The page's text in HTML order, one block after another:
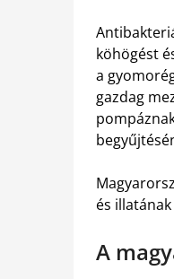
köhögést
a
gazdag
és
A